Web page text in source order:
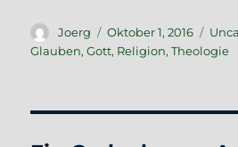
Autor
Joerg
Veröffentlicht
am
Oktober 1, 2016
Glauben,Gott, Religion,Theologie